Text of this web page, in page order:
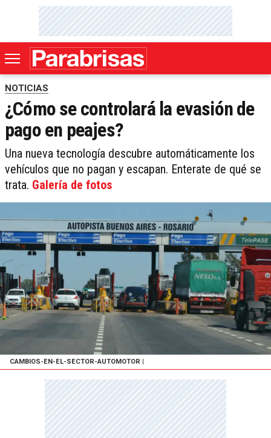
NOTICIAS
¿Cómo se controlará la evasión de
pago en peajes?
Una nueva tecnología descubre automáticamente los
vehículos que no pagan y escapan. Enterate de qué se
trata. Galería de fotos
CAMBIOS-EN-EL-SECTOR-AUTOMOTOR